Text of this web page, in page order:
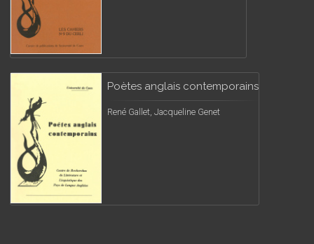
Poètes anglais contemporains
René Gallet, Jacqueline Genet